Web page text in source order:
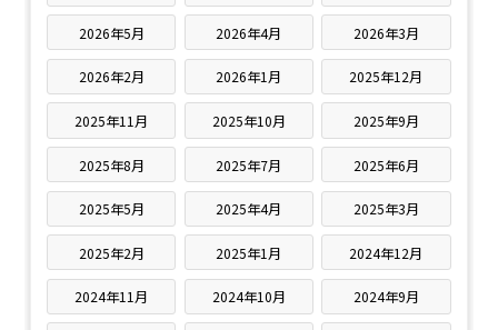
2026年5月 2026年4月 2026年3月
2026年2月 2026年1月 2025年12月
2025年11月 2025年10月 2025年9月
2025年8月 2025年7月 2025年6月
2025年5月 2025年4月 2025年3月
2025年2月 2025年1月 2024年12月
2024年11月 2024年10月 2024年9月